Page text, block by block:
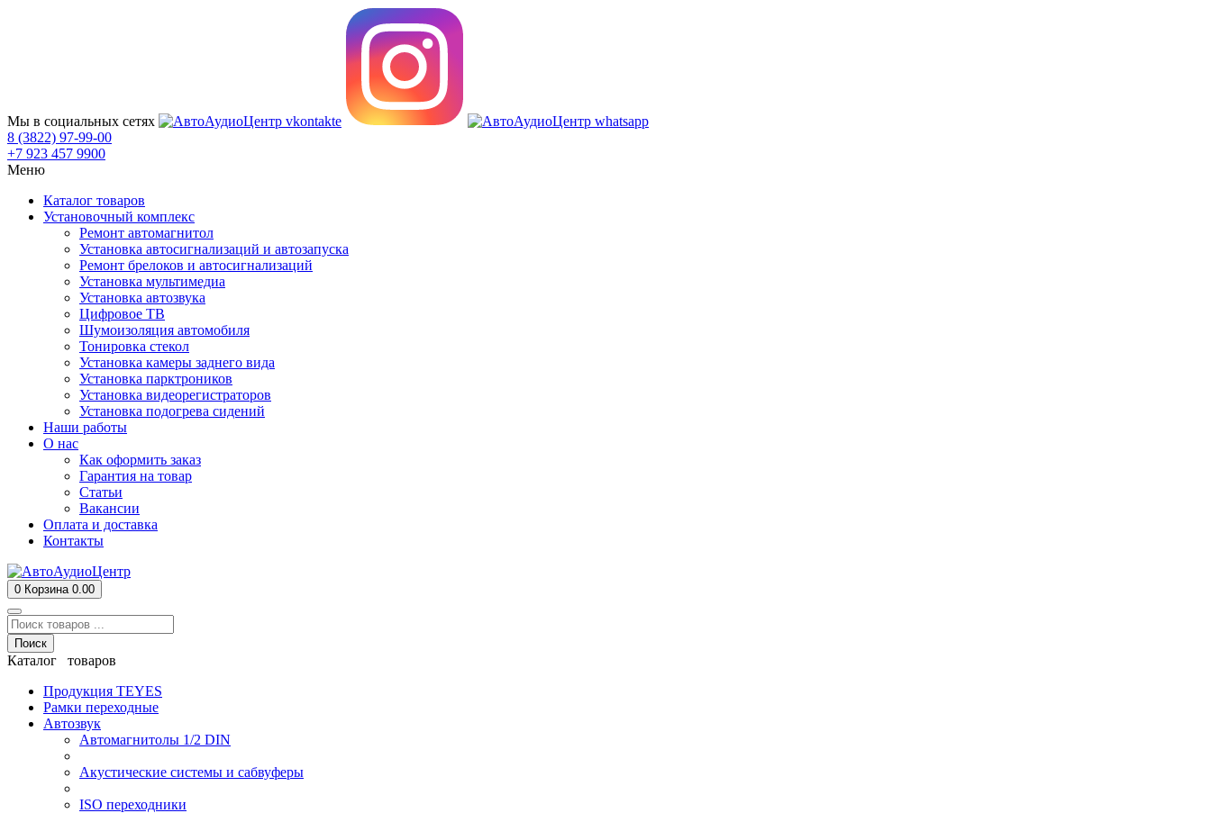
Мы в социальных сетях
8 (3822) 97-99-00
+7 923 457 9900
Меню
Каталог товаров
Установочный комплекс
Ремонт автомагнитол
Установка автосигнализаций и автозапуска
Ремонт брелоков и автосигнализаций
Установка мультимедиа
Установка автозвука
Цифровое ТВ
Шумоизоляция автомобиля
Тонировка стекол
Установка камеры заднего вида
Установка парктроников
Установка видеорегистраторов
Установка подогрева сидений
Наши работы
О нас
Как оформить заказ
Гарантия на товар
Статьи
Вакансии
Оплата и доставка
Контакты
0 Корзина 0.00
Поиск
Каталог товаров
Продукция TEYES
Рамки переходные
Автозвук
Автомагнитолы 1/2 DIN
Акустические системы и сабвуферы
ISO переходники